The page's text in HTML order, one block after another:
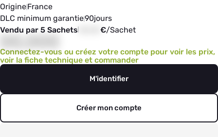
OrigineFrance
DLC minimum garantie90jours
Vendu par 5 Sachets
€/Sachet
Connectez-vous ou créez votre compte pour voir les prix,
voir la fiche technique et commander
M'identifier
Créer mon compte